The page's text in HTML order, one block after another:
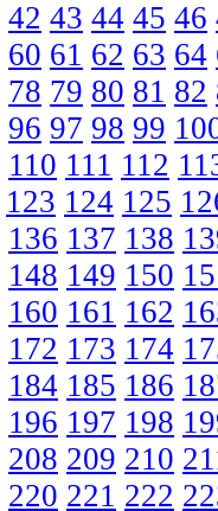
42 43 44 45 46
60 61 62 63 64
78 79 80 81 82
96 97 98 99
110 111 112
123 124 125
136 137 138
148 149 150
160 161 162
172 173 174
184 185 186
196 197 198
208 209 210
220 221 222